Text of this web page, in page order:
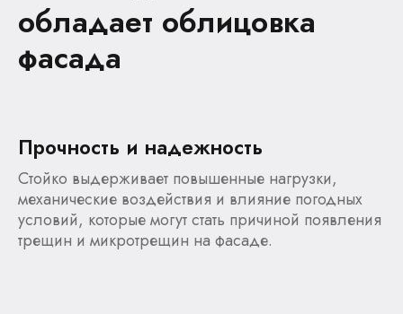
обладает облицовка
фасада
Прочность и надежность
Стойко выдерживает повышенные нагрузки,
механические воздействия и влияние погодных
условий, которые могут стать причиной появления
трещин и микротрещин на фасаде.